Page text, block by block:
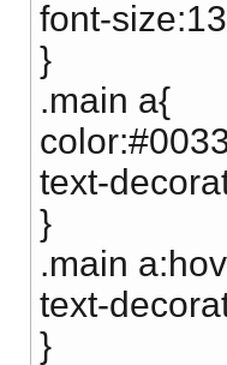
font-
}
.main a{
text-
}
.main
text-
}